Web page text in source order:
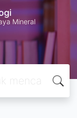
Mineral